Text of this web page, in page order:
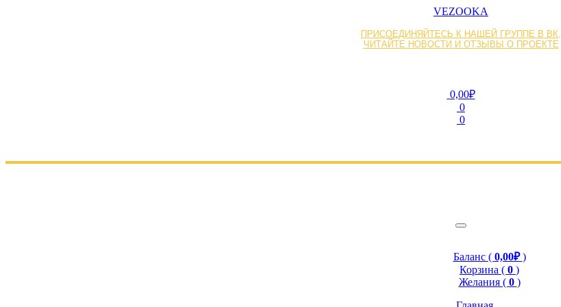
VEZOOKA
ПРИСОЕДИНЯЙТЕСЬ К НАШЕЙ ГРУППЕ В ВК,
ЧИТАЙТЕ НОВОСТИ И ОТЗЫВЫ О ПРОЕКТЕ
0,00₽
0
0
Баланс ( 0,00₽)
Корзина ( 0 )
Желания ( 0 )